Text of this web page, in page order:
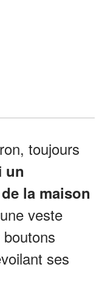
toujours
un
la maison
veste
ses